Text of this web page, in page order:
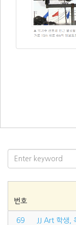
번호
69 JJ Art 학생,